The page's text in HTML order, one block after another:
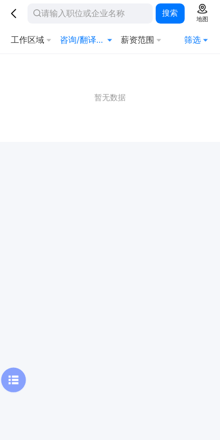
搜索
地图
工作区域 咨询/翻译/法律 薪资范围 筛选
暂无数据